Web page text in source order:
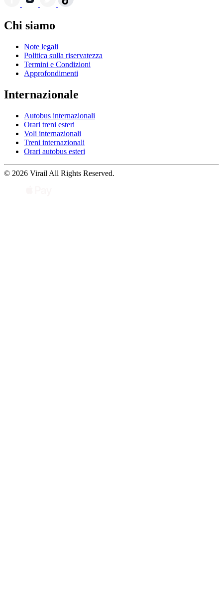
Chi siamo
Note legali
Politica sulla riservatezza
Termini e Condizioni
Approfondimenti
Internazionale
Autobus internazionali
Orari treni esteri
Voli internazionali
Treni internazionali
Orari autobus esteri
© 2026 Virail All Rights Reserved.